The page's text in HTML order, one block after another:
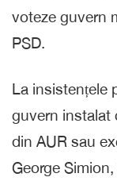
voteze guvern
PSD.
La insistențele
guvern instalat
din AUR sau
George